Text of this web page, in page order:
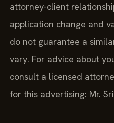
attorney-client
application change and
do not guarantee a
vary. For advice about
consult a licensed
for this advertising: Mr.